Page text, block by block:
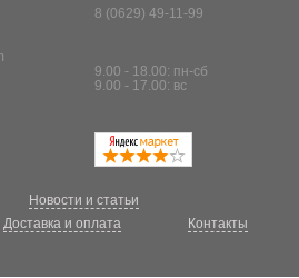
8 (0629) 49-11-99
9.00 - 18.00: пн-сб
9.00 - 17.00: вс
Новости и статьи
Доставка и оплата Контакты